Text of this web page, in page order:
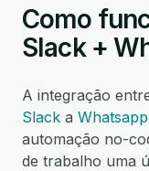
Como
Slack +
A integração
Slack a
automação no-
de trabalho uma